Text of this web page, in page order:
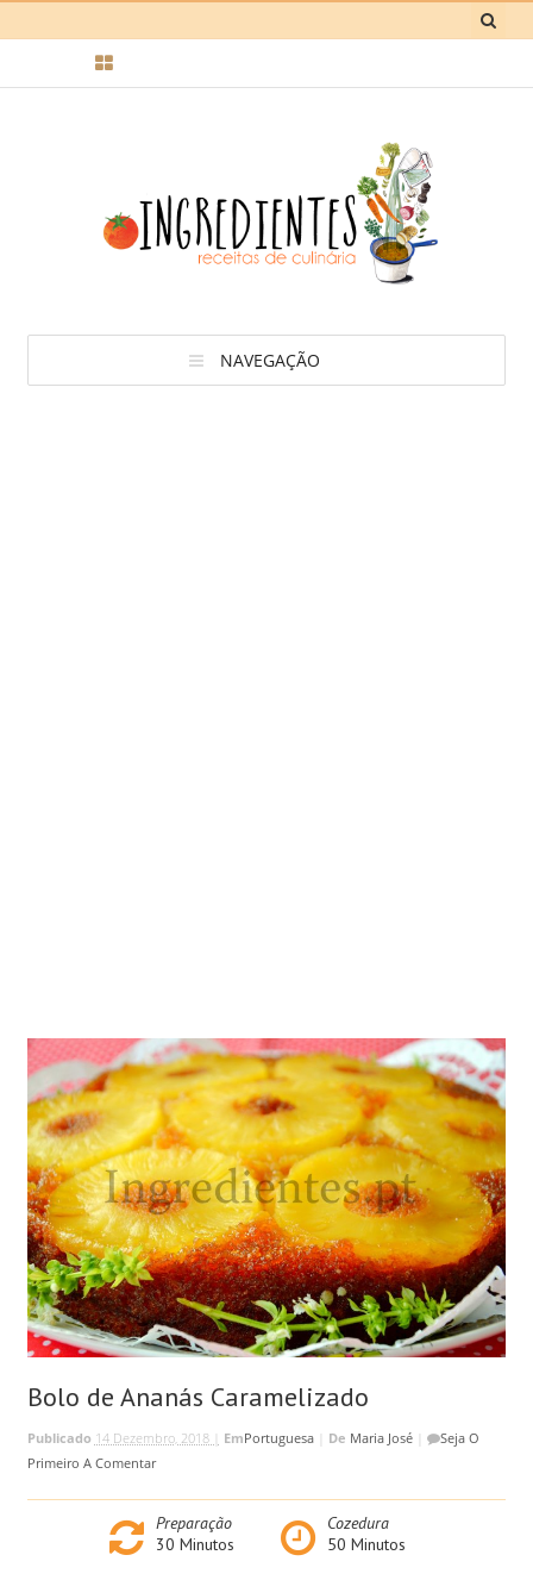
NAVEGAÇÃO
Bolo de Ananás Caramelizado
Publicado 14 Dezembro, 2018 | EmPortuguesa| De Maria José|
Seja O
Primeiro A Comentar
Preparação
30 Minutos
Cozedura
50 Minutos